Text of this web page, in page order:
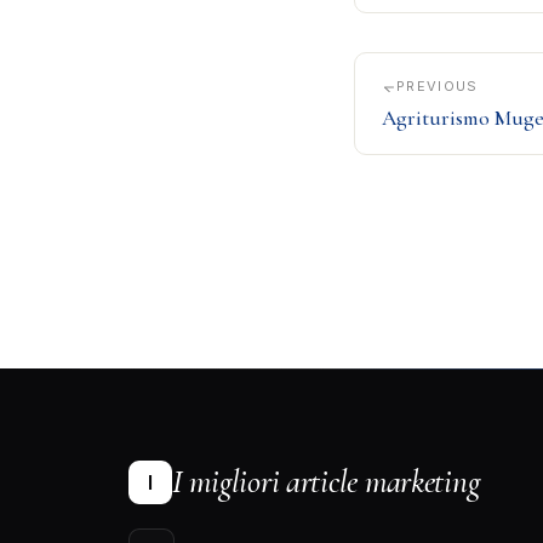
PREVIOUS
Agriturismo
I I migliori article marketing